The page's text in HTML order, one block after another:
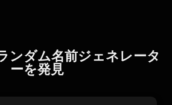
ンダム名前ジェネレータ
ーを発見